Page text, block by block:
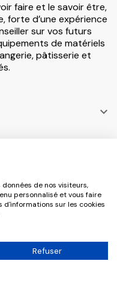
faire et le savoir être,
forte d’une expérience
sur vos futurs
de matériels
pâtisserie et

Tous droits
de nos visiteurs,
personnalisé et vous faire
d'informations sur les cookies
Refuser